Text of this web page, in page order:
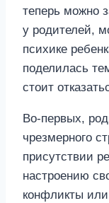
теперь можно
у родителей,
психике
поделилась
стоит
Во-первых,
чрезмерного
присутствии
настроению
конфликты